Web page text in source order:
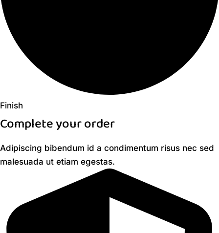
Finish
Complete your order​
Adipiscing bibendum id a condimentum risus nec sed
malesuada ut etiam egestas.​